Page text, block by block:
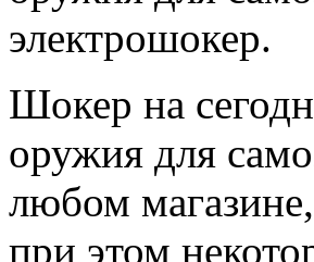
электрошокер.
Шокер на
оружия для
любом
при этом